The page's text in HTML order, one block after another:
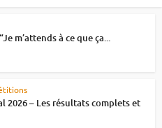
m’attends à ce que ça...
2026 – Les résultats complets et